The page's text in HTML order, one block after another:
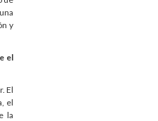
y
el
El
el
la